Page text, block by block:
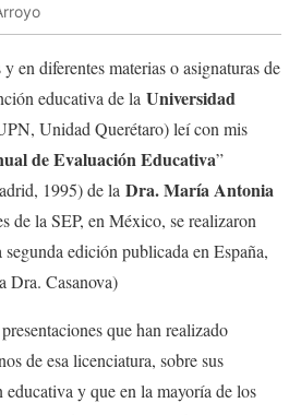
en diferentes materias o asignaturas de
educativa de la Universidad
Unidad Querétaro) leí con mis
de Evaluación Educativa”
1995) de la Dra. María Antonia
de la SEP, en México, se realizaron
edición publicada en España,
Dra. Casanova)
que han realizado
de esa licenciatura, sobre sus
educativa y que en la mayoría de los